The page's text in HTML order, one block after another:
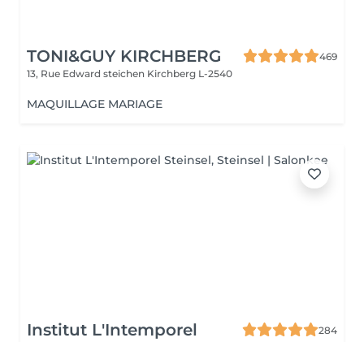
TONI&GUY KIRCHBERG
469
13, Rue Edward steichen Kirchberg L-2540
MAQUILLAGE MARIAGE
Institut L'Intemporel
284